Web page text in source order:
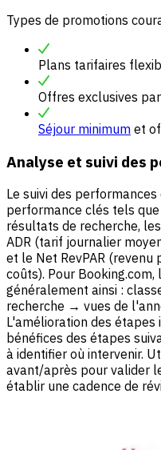
Types de promotions
Plans tarifaires
Offres exclusives
Séjour minimum et
Analyse et suivi des
Le suivi des
performance clés tels
résultats de recherche,
ADR (tarif journalier
et le Net RevPAR
coûts). Pour
généralement ainsi :
recherche → vues de
L'amélioration des
bénéfices des étapes
à identifier où intervenir.
avant/après pour valider
établir une cadence de